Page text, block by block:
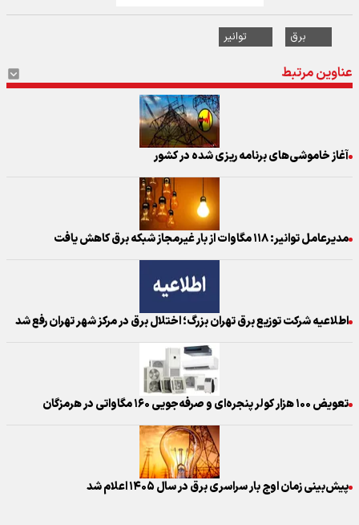
برق توانیر
عناوین مرتبط
آغاز خاموشی‌های برنامه ریزی شده در کشور
مدیرعامل توانیر: ۱۱۸ مگاوات از بار غیرمجاز شبکه برق کاهش یافت
اطلاعیه شرکت توزیع برق تهران بزرگ؛ اختلال برق در مرکز شهر تهران رفع شد
تعویض ۱۰۰ هزار کولر پنجره‌ای و صرفه‌جویی ۱۶۰ مگاواتی در هرمزگان
پیش‌بینی زمان اوج بار سراسری برق در سال ۱۴۰۵ اعلام شد